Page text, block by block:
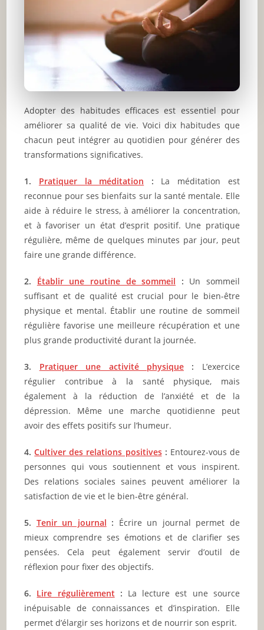
Adopter des habitudes efficaces est essentiel pour
améliorer sa qualité de vie. Voici dix habitudes que
chacun peut intégrer au quotidien pour générer des
transformations significatives.
1. Pratiquer la méditation : La méditation est
reconnue pour ses bienfaits sur la santé mentale. Elle
aide à réduire le stress, à améliorer la concentration,
et à favoriser un état d’esprit positif. Une pratique
régulière, même de quelques minutes par jour, peut
faire une grande différence.
2. Établir une routine de sommeil : Un sommeil
suffisant et de qualité est crucial pour le bien-être
physique et mental. Établir une routine de sommeil
régulière favorise une meilleure récupération et une
plus grande productivité durant la journée.
3. Pratiquer une activité physique: L’exercice
régulier contribue à la santé physique, mais
également à la réduction de l’anxiété et de la
dépression. Même une marche quotidienne peut
avoir des effets positifs sur l’humeur.
4.Cultiver des relations positives: Entourez-vous de
personnes qui vous soutiennent et vous inspirent.
Des relations sociales saines peuvent améliorer la
satisfaction de vie et le bien-être général.
5. Tenir un journal : Écrire un journal permet de
mieux comprendre ses émotions et de clarifier ses
pensées. Cela peut également servir d’outil de
réflexion pour fixer des objectifs.
6. Lire régulièrement : La lecture est une source
inépuisable de connaissances et d’inspiration. Elle
permet d’élargir ses horizons et de nourrir son esprit.